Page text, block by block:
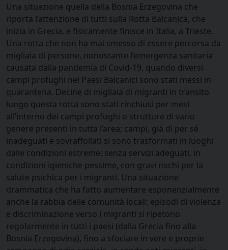
Una situazione quella della Bosnia Erzegovina che
riporta l’attenzione di tutti sulla Rotta Balcanica, che
inizia in Grecia, e fisicamente finisce in Italia, a Trieste.
Una rotta che non ha mai smesso di essere percorsa da
migliaia di persone, nonostante l’emergenza sanitaria
causata dalla pandemia di Covid-19, quando diversi
campi profughi nei Paesi Balcanici sono stati messi in
quarantena. Decine di migliaia di migranti in transito
lungo questa rotta sono stati rinchiusi per mesi
all’interno dei campi profughi o strutture di vario
genere presenti in tutta l’area; campi, già di per sé
inadeguati e sovraffollati si sono trasformati in luoghi
dalle condizioni estreme: senza servizi adeguati, in
condizioni igieniche pessime, con gravi rischi per la
salute psichica per i migranti. Una situazione
drammatica che ha fatto aumentare esponenzialmente
anche la rabbia delle comunità locali: episodi di violenza
e discriminazione verso i migranti si ripetono
regolarmente in tutti i paesi (dalla Grecia fino alla
Bosnia Erzegovina), fino a sfociare in vere e proprie